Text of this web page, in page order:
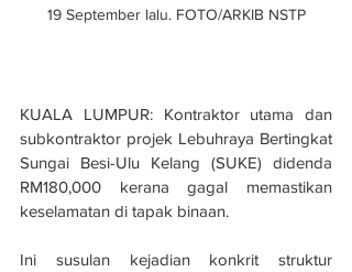
19 September lalu. FOTO/ARKIB NSTP
KUALA LUMPUR: Kontraktor utama dan
subkontraktor projek Lebuhraya Bertingkat
Sungai Besi-Ulu Kelang (SUKE) didenda
RM180,000 kerana gagal memastikan
keselamatan di tapak binaan.
Ini susulan kejadian konkrit struktur